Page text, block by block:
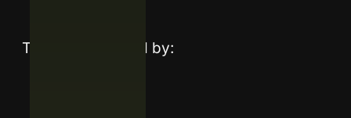
Trusted and listed by: